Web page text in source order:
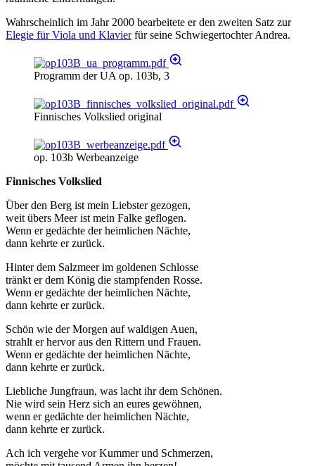
Wahrscheinlich im Jahr 2000 bearbeitete er den zweiten Satz zur
Elegie für Viola und Klavierfür seine Schwiegertochter Andrea.
Programm der UA op. 103b, 3
Finnisches Volkslied original
op. 103b Werbeanzeige
Finnisches Volkslied
Über den Berg ist mein Liebster gezogen,
weit übers Meer ist mein Falke geflogen.
Wenn er gedächte der heimlichen Nächte,
dann kehrte er zurück.
Hinter dem Salzmeer im goldenen Schlosse
tränkt er dem König die stampfenden Rosse.
Wenn er gedächte der heimlichen Nächte,
dann kehrte er zurück.
Schön wie der Morgen auf waldigen Auen,
strahlt er hervor aus den Rittern und Frauen.
Wenn er gedächte der heimlichen Nächte,
dann kehrte er zurück.
Liebliche Jungfraun, was lacht ihr dem Schönen.
Nie wird sein Herz sich an eures gewöhnen,
wenn er gedächte der heimlichen Nächte,
dann kehrte er zurück.
Ach ich vergehe vor Kummer und Schmerzen,